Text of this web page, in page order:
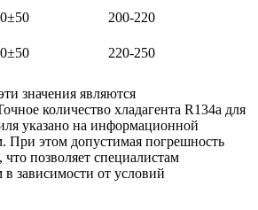
200-220
220-250
значения являются
количество хладагента R134a для
указано на информационной
При этом допустимая погрешность
что позволяет специалистам
в зависимости от условий